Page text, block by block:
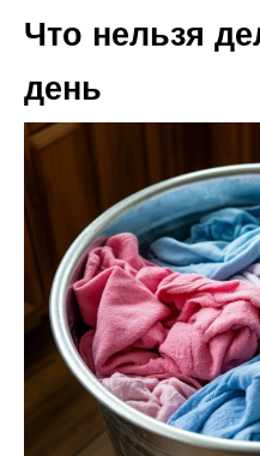
Что нельзя
день